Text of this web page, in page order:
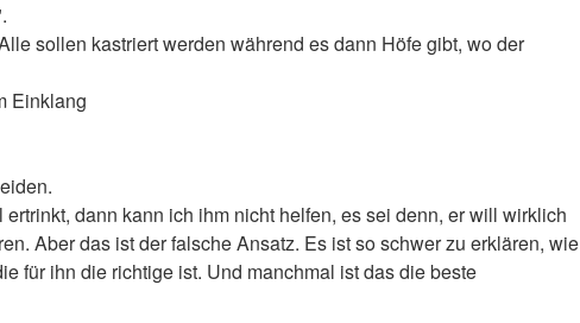
sollen kastriert werden während es dann Höfe gibt, wo der
Einklang
dann kann ich ihm nicht helfen, es sei denn, er will wirklich
Aber das ist der falsche Ansatz. Es ist so schwer zu erklären, wie
für ihn die richtige ist. Und manchmal ist das die beste